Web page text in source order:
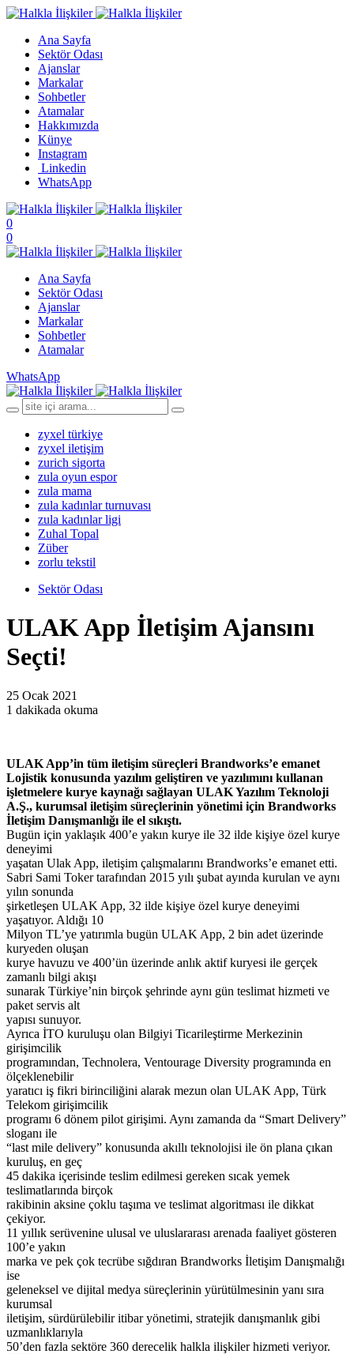
Ana Sayfa
Sektör Odası
Ajanslar
Markalar
Sohbetler
Atamalar
Hakkımızda
Künye
Instagram
Linkedin
WhatsApp
0
0
Ana Sayfa
Sektör Odası
Ajanslar
Markalar
Sohbetler
Atamalar
WhatsApp
zyxel türkiye
zyxel iletişim
zurich sigorta
zula oyun espor
zula mama
zula kadınlar turnuvası
zula kadınlar ligi
Zuhal Topal
Züber
zorlu tekstil
Sektör Odası
ULAK App İletişim Ajansını
Seçti!
25 Ocak 2021
1 dakikada okuma
ULAK App’in tüm iletişim süreçleri Brandworks’e emanet
Lojistik konusunda yazılım geliştiren ve yazılımını kullanan
işletmelere kurye kaynağı sağlayan ULAK Yazılım Teknoloji
A.Ş., kurumsal iletişim süreçlerinin yönetimi için Brandworks
İletişim Danışmanlığı ile el sıkıştı.
Bugün için yaklaşık 400’e yakın kurye ile 32 ilde kişiye özel kurye
deneyimi
yaşatan Ulak App, iletişim çalışmalarını Brandworks’e emanet etti.
Sabri Sami Toker tarafından 2015 yılı şubat ayında kurulan ve aynı
yılın sonunda
şirketleşen ULAK App, 32 ilde kişiye özel kurye deneyimi
yaşatıyor. Aldığı 10
Milyon TL’ye yatırımla bugün ULAK App, 2 bin adet üzerinde
kuryeden oluşan
kurye havuzu ve 400’ün üzerinde anlık aktif kuryesi ile gerçek
zamanlı bilgi akışı
sunarak Türkiye’nin birçok şehrinde aynı gün teslimat hizmeti ve
paket servis alt
yapısı sunuyor.
Ayrıca İTO kuruluşu olan Bilgiyi Ticarileştirme Merkezinin
girişimcilik
programından, Technolera, Ventourage Diversity programında en
ölçeklenebilir
yaratıcı iş fikri birinciliğini alarak mezun olan ULAK App, Türk
Telekom girişimcilik
programı 6 dönem pilot girişimi. Aynı zamanda da “Smart Delivery”
sloganı ile
“last mile delivery” konusunda akıllı teknolojisi ile ön plana çıkan
kuruluş, en geç
45 dakika içerisinde teslim edilmesi gereken sıcak yemek
teslimatlarında birçok
rakibinin aksine çoklu taşıma ve teslimat algoritması ile dikkat
çekiyor.
11 yıllık serüvenine ulusal ve uluslararası arenada faaliyet gösteren
100’e yakın
marka ve pek çok tecrübe sığdıran Brandworks İletişim Danışmalığı
ise
geleneksel ve dijital medya süreçlerinin yürütülmesinin yanı sıra
kurumsal
iletişim, sürdürülebilir itibar yönetimi, stratejik danışmanlık gibi
uzmanlıklarıyla
50’den fazla sektöre 360 derecelik halkla ilişkiler hizmeti veriyor.